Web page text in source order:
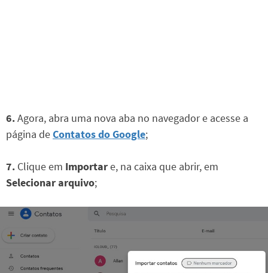
6.Agora, abra uma nova aba no navegador e acesse a
página deContatos do Google;
7. Clique em Importare, na caixa que abrir, em
Selecionar arquivo;